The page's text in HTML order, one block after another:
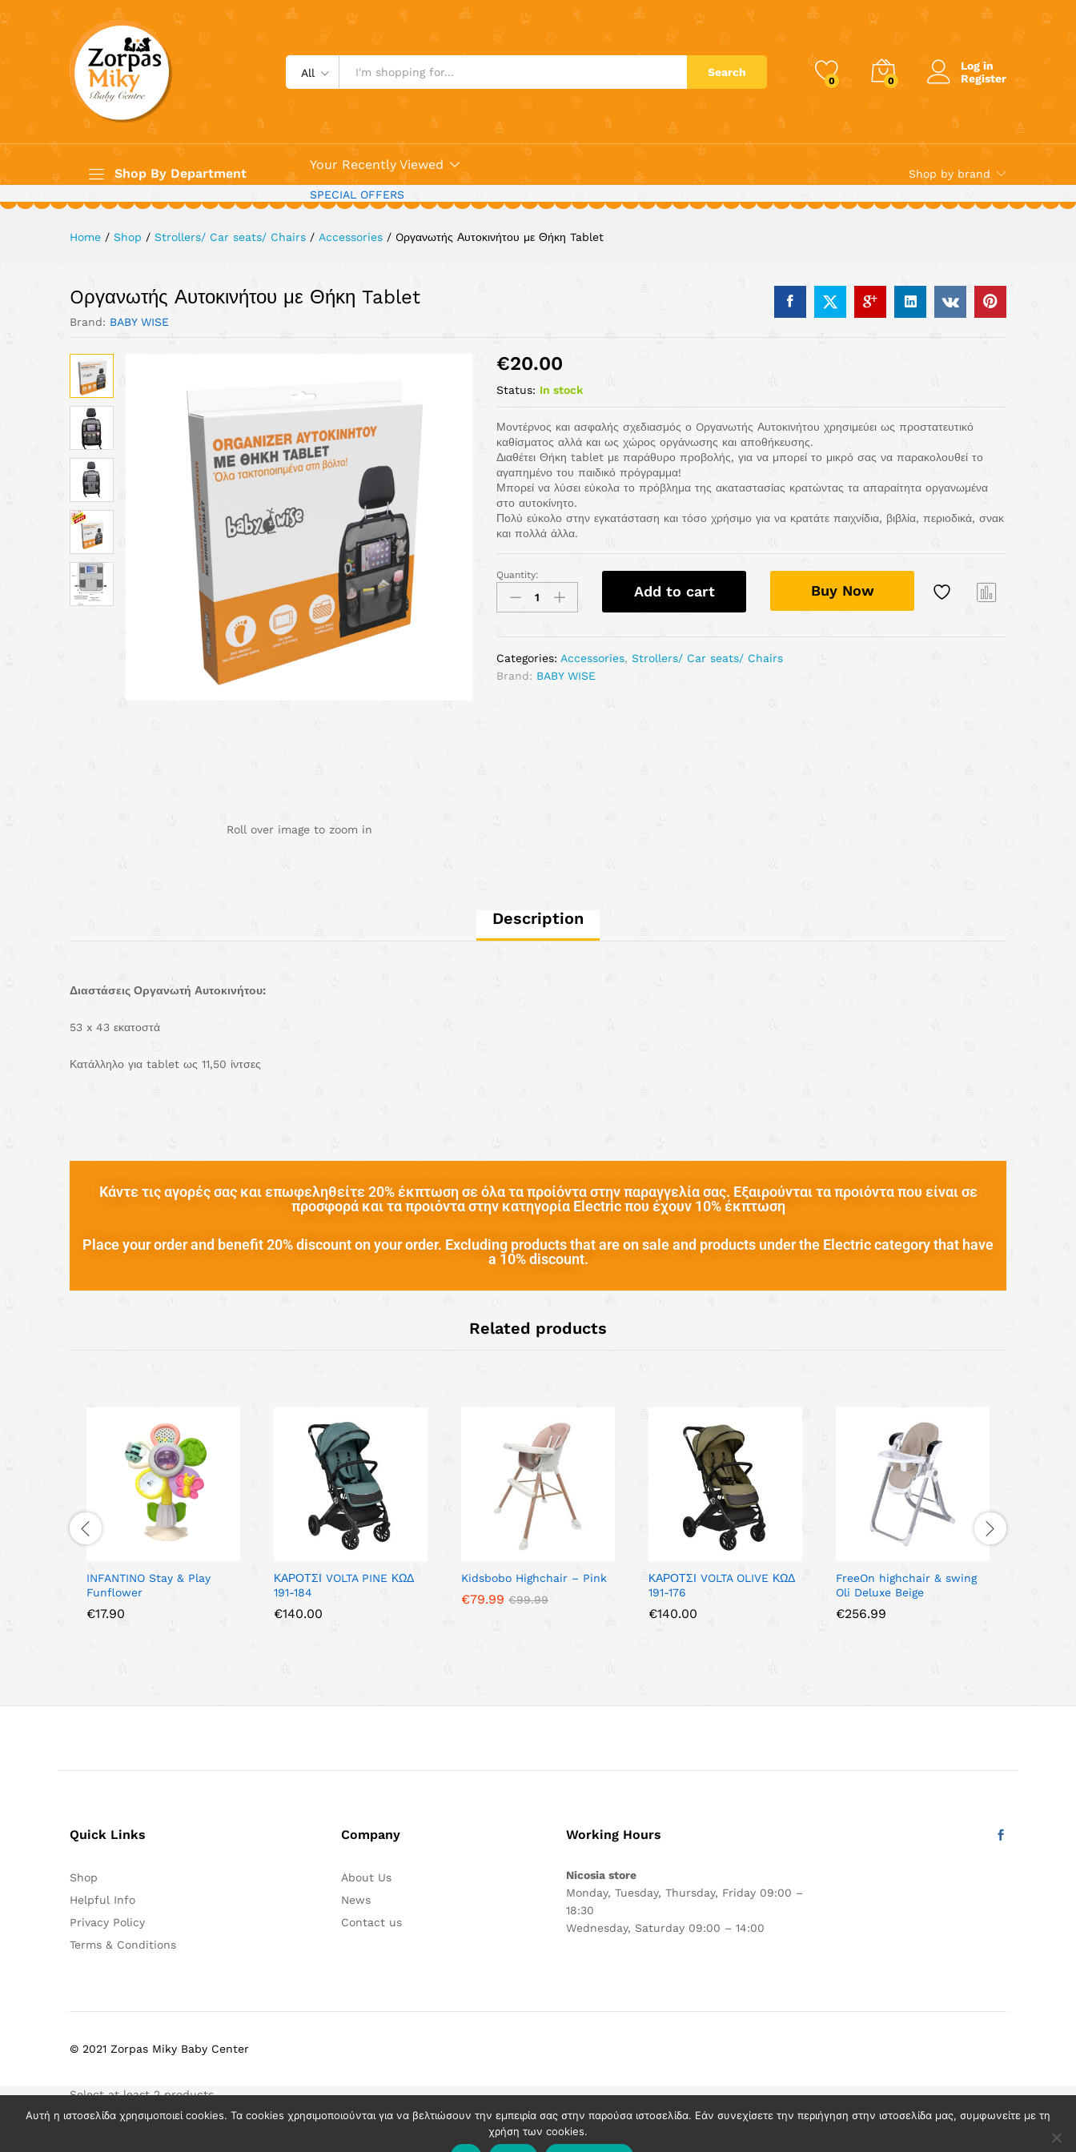
All Search
0 0
Log in
Register
Shop By Department
Your Recently Viewed
SPECIAL OFFERS
Shop by brand
Home / Shop / Strollers/ Car seats/ Chairs / Accessories / Oργανωτής Αυτοκινήτου με Θήκη Tablet
Oργανωτής Αυτοκινήτου με Θήκη Tablet
Brand: BABY WISE
Roll over image to zoom in
€20.00
Status: In stock
Μοντέρνος και ασφαλής σχεδιασμός ο Oργανωτής Αυτοκινήτου χρησιμεύει ως προστατευτικό
καθίσματος αλλά και ως χώρος οργάνωσης και αποθήκευσης.
Διαθέτει Θήκη tablet με παράθυρο προβολής, για να μπορεί το μικρό σας να παρακολουθεί το
αγαπημένο του παιδικό πρόγραμμα!
Μπορεί να λύσει εύκολα το πρόβλημα της ακαταστασίας κρατώντας τα απαραίτητα οργανωμένα
στο αυτοκίνητο.
Πολύ εύκολο στην εγκατάσταση και τόσο χρήσιμο για να κρατάτε παιχνίδια, βιβλία, περιοδικά, σνακ
και πολλά άλλα.
Quantity:
Add to cart Buy Now
Categories: Accessories,Strollers/ Car seats/ Chairs
Brand: BABY WISE
Description
Διαστάσεις Οργανωτή Αυτοκινήτου:
53 x 43 εκατοστά
Κατάλληλο για tablet ως 11,50 ίντσες
Κάντε τις αγορές σας και επωφεληθείτε 20% έκπτωση σε όλα τα προίόντα στην παραγγελία σας. Εξαιρούνται τα προιόντα που είναι σε
προσφορά και τα προιόντα στην κατηγορία Electric που έχουν 10% έκπτωση
Place your order and benefit 20% discount on your order. Excluding products that are on sale and products under the Electric category that have
a 10% discount.
Related products
INFANTINO Stay & Play
Funflower
€17.90
ΚΑΡΟΤΣΙ VOLTA PINE ΚΩΔ
191-184
€140.00
Kidsbobo Highchair – Pink
€79.99 €99.99
ΚΑΡΟΤΣΙ VOLTA OLIVE ΚΩΔ
191-176
€140.00
FreeOn highchair & swing
Oli Deluxe Beige
€256.99
Quick Links
Shop
Helpful Info
Privacy Policy
Terms & Conditions
Company
About Us
News
Contact us
Working Hours
Nicosia store
Monday, Tuesday, Thursday, Friday 09:00 –
18:30
Wednesday, Saturday 09:00 – 14:00
© 2021 Zorpas Miky Baby Center
Description
€ 20.00 Add to cart
Select at least 2 products
to compare
Αυτή η ιστοσελίδα χρησιμοποιεί cookies. Τα cookies χρησιμοποιούνται για να βελτιώσουν την εμπειρία σας στην παρούσα ιστοσελίδα. Εάν συνεχίσετε την περιήγηση στην ιστοσελίδα μας, συμφωνείτε με τη
χρήση των cookies.